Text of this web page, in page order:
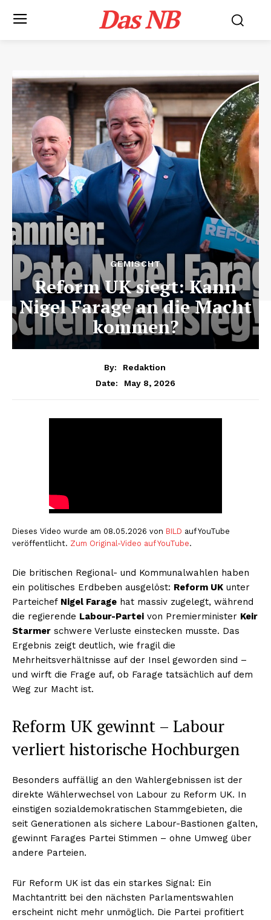
Das NB
GEMISCHT
Reform UK siegt: Kann
Nigel Farage an die Macht
kommen?
By:
Redaktion
Date:
May 8, 2026
Dieses Video wurde am 08.05.2026 von BILD auf YouTube
veröffentlicht. Zum Original-Video auf YouTube.
Die britischen Regional- und Kommunalwahlen haben
ein politisches Erdbeben ausgelöst: Reform UK unter
Parteichef Nigel Farage hat massiv zugelegt, während
die regierende Labour-Partei von Premierminister Keir
Starmer schwere Verluste einstecken musste. Das
Ergebnis zeigt deutlich, wie fragil die
Mehrheitsverhältnisse auf der Insel geworden sind –
und wirft die Frage auf, ob Farage tatsächlich auf dem
Weg zur Macht ist.
Reform UK gewinnt – Labour
verliert historische Hochburgen
Besonders auffällig an den Wahlergebnissen ist der
direkte Wählerwechsel von Labour zu Reform UK. In
einstigen sozialdemokratischen Stammgebieten, die
seit Generationen als sichere Labour-Bastionen galten,
gewinnt Farages Partei Stimmen – ohne Umweg über
andere Parteien.
Für Reform UK ist das ein starkes Signal: Ein
Machtantritt bei den nächsten Parlamentswahlen
erscheint nicht mehr unmöglich. Die Partei profitiert